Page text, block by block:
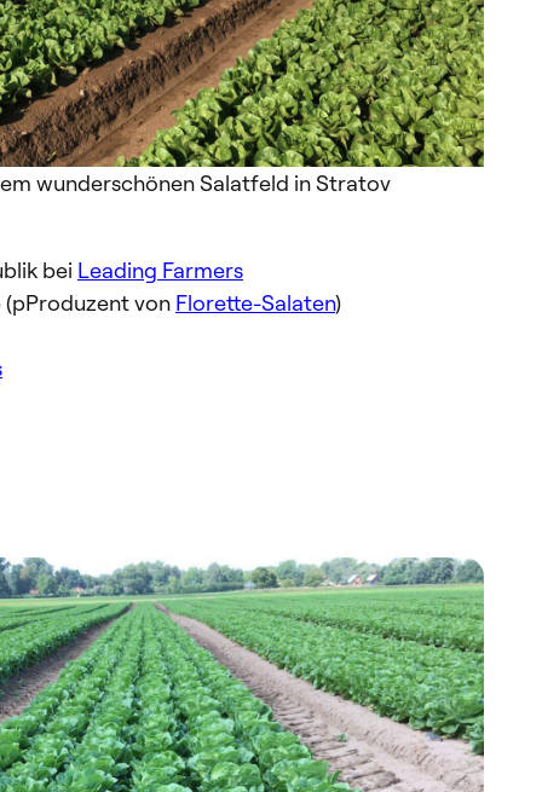
wunderschönen Salatfeld in Stratov
bei Leading Farmers
(pProduzent von Florette-Salaten)